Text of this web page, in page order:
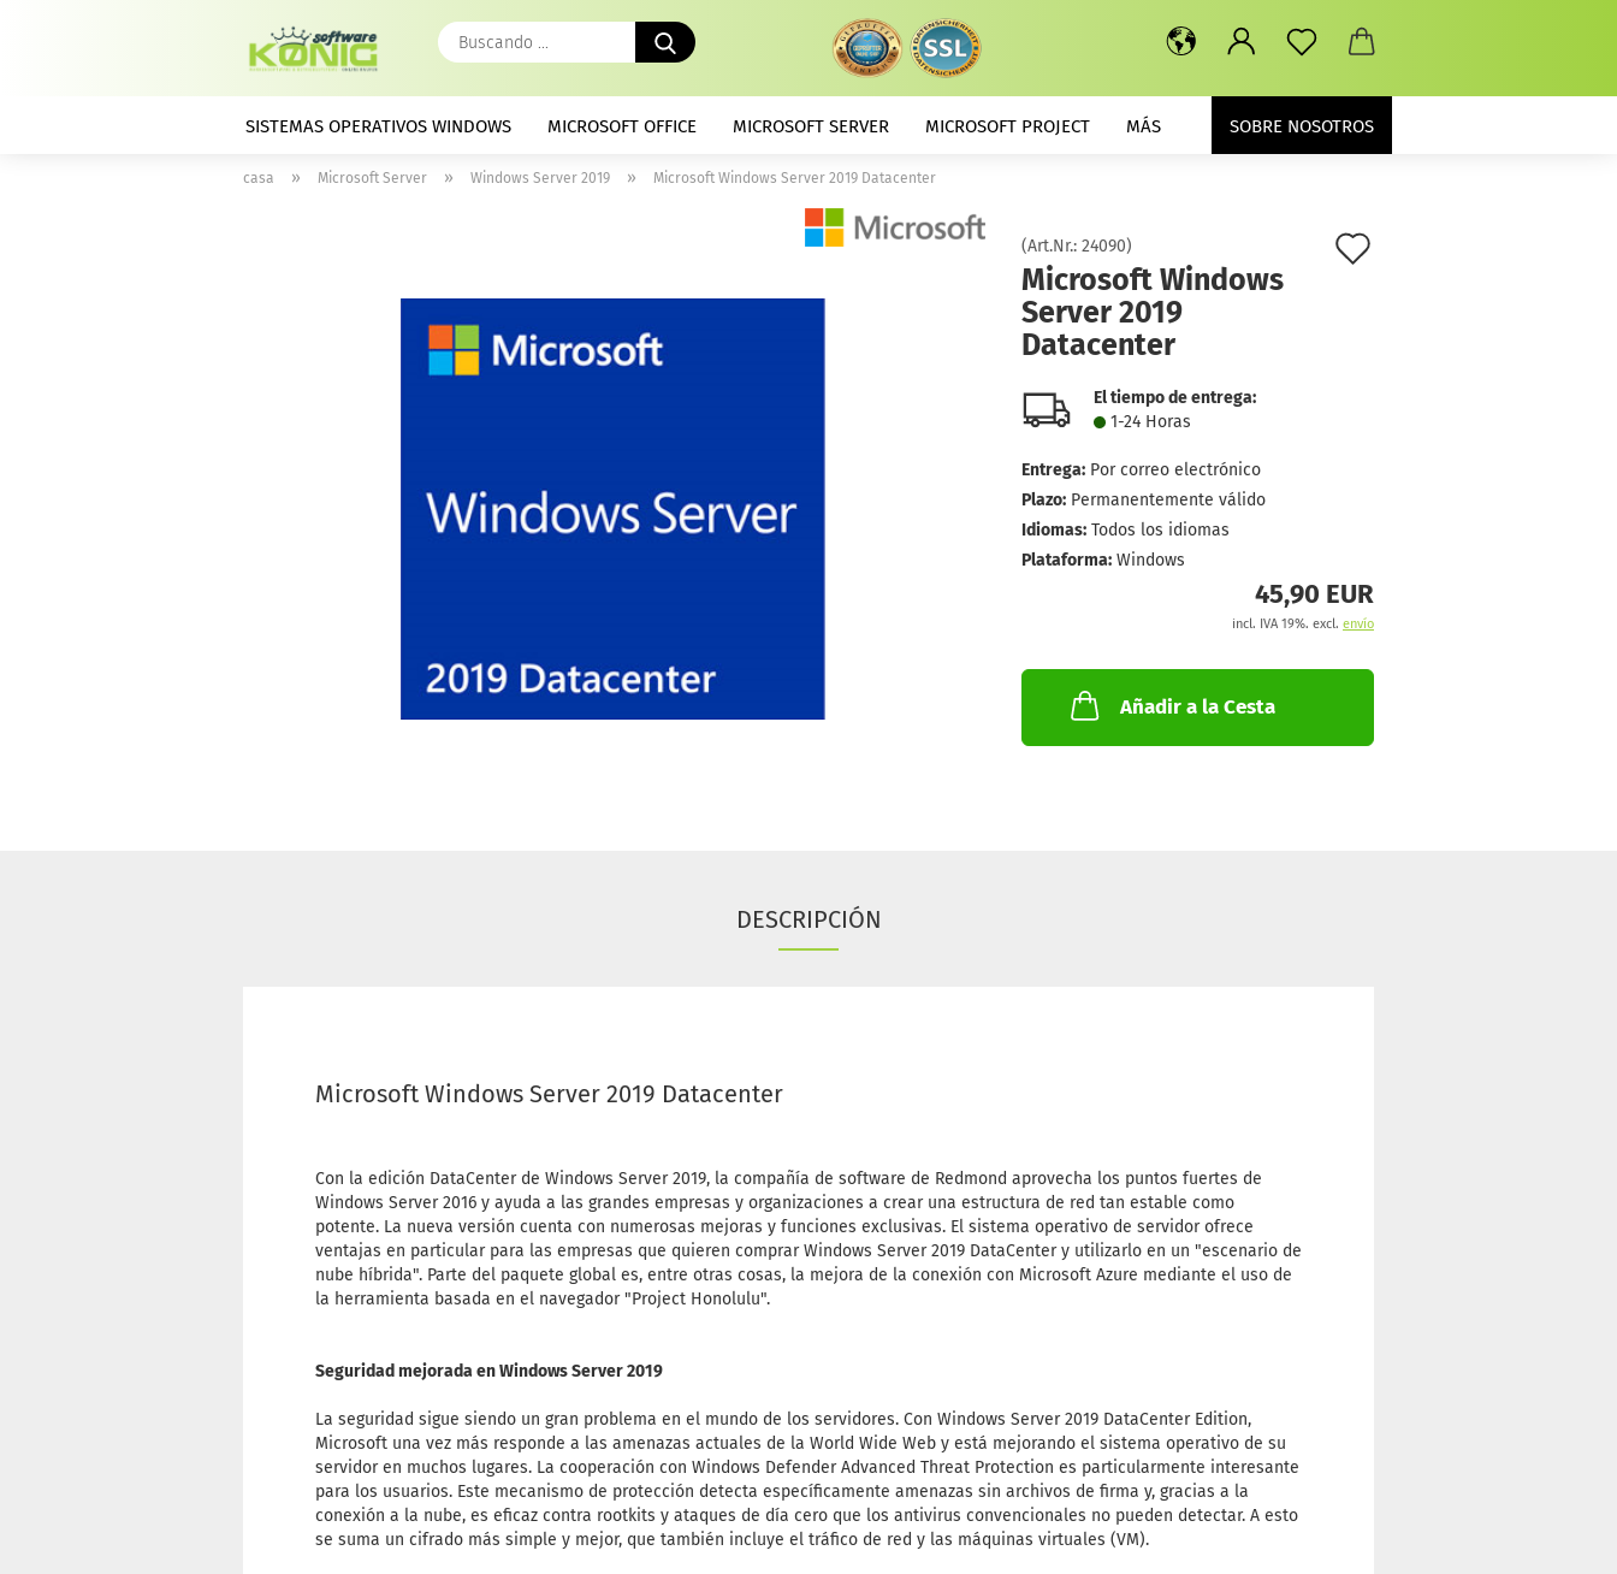
Buscando
...
SISTEMAS OPERATIVOS WINDOWS MICROSOFT OFFICE MICROSOFT SERVER MICROSOFT PROJECT SOBRE NOSOTROS
MÁS
casa » Microsoft Server » Windows Server 2019 » Microsoft Windows Server 2019 Datacenter
(Art.Nr.: 24090)
Microsoft Windows
Server 2019
Datacenter
El tiempo de entrega:
1-24 Horas
Entrega: Por correo electrónico
Plazo: Permanentemente válido
Idiomas: Todos los idiomas
Plataforma: Windows
45,90 EUR
incl. IVA 19%. excl. envío
Añadir a la Cesta
DESCRIPCIÓN
Microsoft Windows Server 2019 Datacenter
Con la edición DataCenter de Windows Server 2019, la compañía de software de Redmond aprovecha los puntos fuertes de
Windows Server 2016 y ayuda a las grandes empresas y organizaciones a crear una estructura de red tan estable como
potente. La nueva versión cuenta con numerosas mejoras y funciones exclusivas. El sistema operativo de servidor ofrece
ventajas en particular para las empresas que quieren comprar Windows Server 2019 DataCenter y utilizarlo en un "escenario de
nube híbrida". Parte del paquete global es, entre otras cosas, la mejora de la conexión con Microsoft Azure mediante el uso de
la herramienta basada en el navegador "Project Honolulu".
Seguridad mejorada en Windows Server 2019
La seguridad sigue siendo un gran problema en el mundo de los servidores. Con Windows Server 2019 DataCenter Edition,
Microsoft una vez más responde a las amenazas actuales de la World Wide Web y está mejorando el sistema operativo de su
servidor en muchos lugares. La cooperación con Windows Defender Advanced Threat Protection es particularmente interesante
para los usuarios. Este mecanismo de protección detecta específicamente amenazas sin archivos de firma y, gracias a la
conexión a la nube, es eficaz contra rootkits y ataques de día cero que los antivirus convencionales no pueden detectar. A esto
se suma un cifrado más simple y mejor, que también incluye el tráfico de red y las máquinas virtuales (VM).